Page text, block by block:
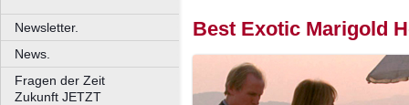
Newsletter.
News.
Fragen der Zeit
Zukunft JETZT
Best Exotic Marigold